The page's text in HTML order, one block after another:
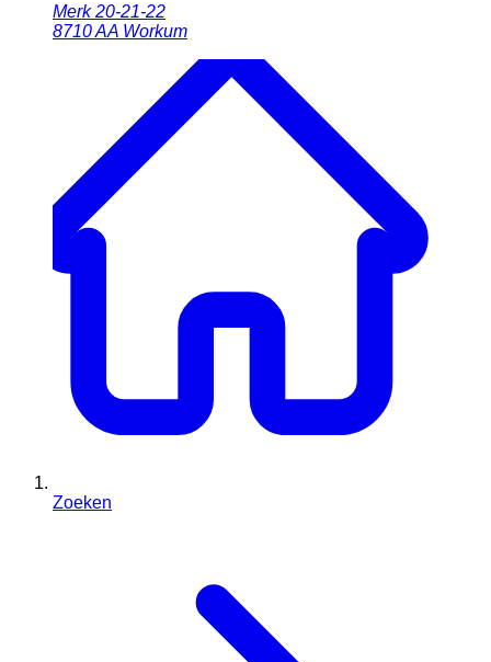
Merk 20-21-22
8710 AA Workum
Zoeken